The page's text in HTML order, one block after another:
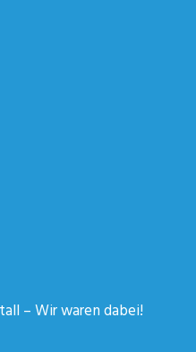
– Wir waren dabei!